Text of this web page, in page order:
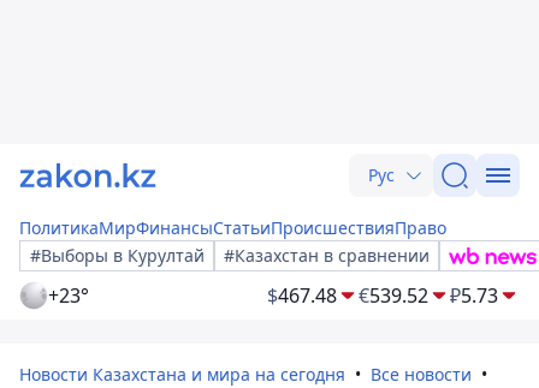
Рус
ПолитикаМирФинансыСтатьиПроисшествияПраво
#Выборы в Курултай
#Казахстан в сравнении
+23° $467.48 €539.52 ₽5.73
Новости Казахстана и мира на сегодня
Все новости